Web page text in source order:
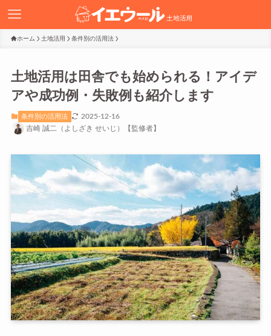
ホーム 土地活用 条件別の活用法
土地活用は田舎でも始められる！アイデ
アや成功例・失敗例も紹介します
条件別の活用法
2025-12-16
吉崎 誠二（よしざき せいじ）【監修者】